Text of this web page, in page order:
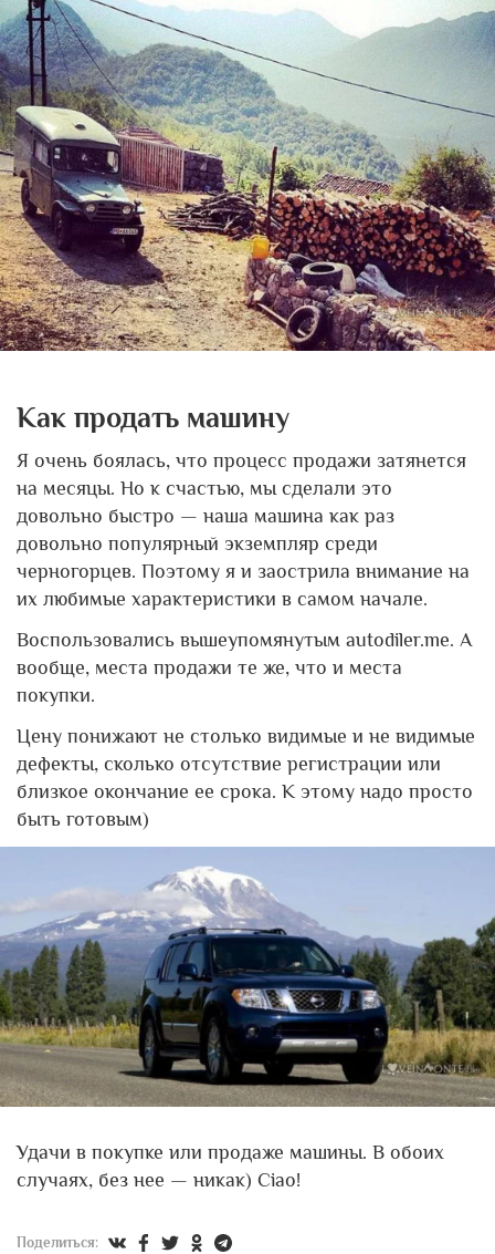
Как продать машину
Я очень боялась, что процесс продажи затянется
на месяцы. Но к счастью, мы сделали это
довольно быстро — наша машина как раз
довольно популярный экземпляр среди
черногорцев. Поэтому я и заострила внимание на
их любимые характеристики в самом начале.
Воспользовались вышеупомянутым autodiler.me. А
вообще, места продажи те же, что и места
покупки.
Цену понижают не столько видимые и не видимые
дефекты, сколько отсутствие регистрации или
близкое окончание ее срока. К этому надо просто
быть готовым)
Удачи в покупке или продаже машины. В обоих
случаях, без нее — никак) Ciao!
Поделиться: